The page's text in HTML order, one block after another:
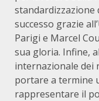
standardizzazione
successo grazie
Parigi e Marcel
sua gloria. Infine,
internazionale dei
portare a termine
rappresentare il